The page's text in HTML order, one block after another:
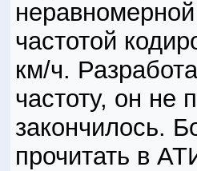
частотой
км/ч.
частоту, он не
закончилось.
прочитать в